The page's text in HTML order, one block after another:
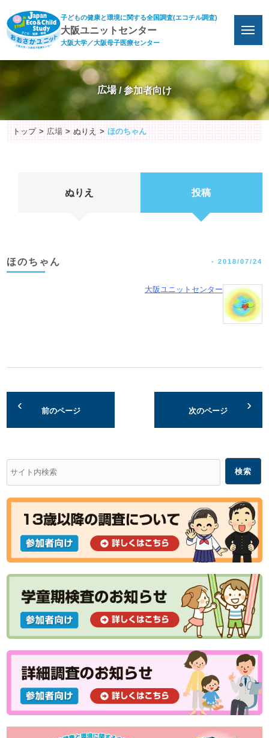
子どもの健康と環境に関する全国調査(エコチル調査)
大阪ユニットセンター
大阪大学／大阪母子医療センター
広場
トップ 広場 ぬりえ ほのちゃん
ぬりえ 投稿
ほのちゃん - 2018/07/24
大阪ユニットセンター
前のページ 次のページ